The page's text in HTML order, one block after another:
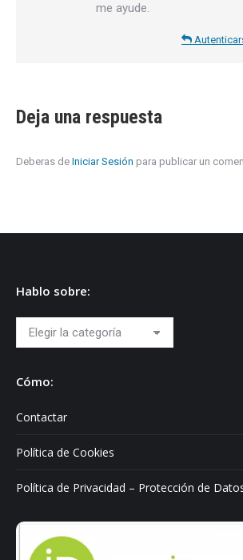
me ayude.
Deja una respuesta
Deberas de Iniciar Sesión para publicar un
Hablo sobre:
Hablo
sobre:
Cómo:
Contactar
Política de Cookies
Política de Privacidad – Protección de